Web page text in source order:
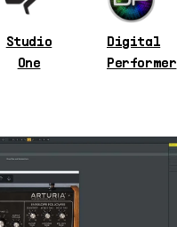
Studio
One
Digital
Performer